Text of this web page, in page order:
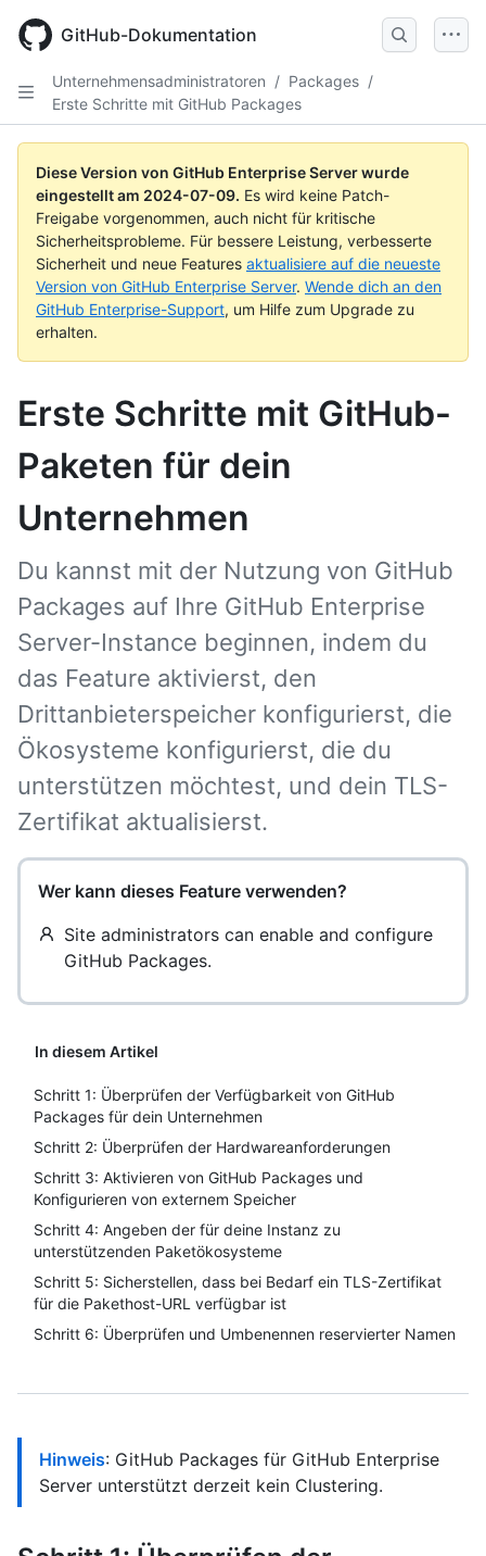
main
GitHub-Dokumentation
Unternehmensadministratoren / Packages /
Erste Schritte mit GitHub Packages
Diese Version von GitHub Enterprise Server wurde
eingestellt am 2024-07-09. Es wird keine Patch-
Freigabe vorgenommen, auch nicht für kritische
Sicherheitsprobleme. Für bessere Leistung, verbesserte
Sicherheit und neue Features aktualisiere auf die neueste
Version von GitHub Enterprise Server. Wende dich an den
GitHub Enterprise-Support, um Hilfe zum Upgrade zu
erhalten.
Erste Schritte mit GitHub-
Paketen für dein
Unternehmen
Du kannst mit der Nutzung von GitHub
Packages auf Ihre GitHub Enterprise
Server-Instance beginnen, indem du
das Feature aktivierst, den
Drittanbieterspeicher konfigurierst, die
Ökosysteme konfigurierst, die du
unterstützen möchtest, und dein TLS-
Zertifikat aktualisierst.
Wer kann dieses Feature verwenden?
Site administrators can enable and configure
GitHub Packages.
In diesem Artikel
Schritt 1: Überprüfen der Verfügbarkeit von GitHub
Packages für dein Unternehmen
Schritt 2: Überprüfen der Hardwareanforderungen
Schritt 3: Aktivieren von GitHub Packages und
Konfigurieren von externem Speicher
Schritt 4: Angeben der für deine Instanz zu
unterstützenden Paketökosysteme
Schritt 5: Sicherstellen, dass bei Bedarf ein TLS-Zertifikat
für die Pakethost-URL verfügbar ist
Schritt 6: Überprüfen und Umbenennen reservierter Namen
Hinweis: GitHub Packages für GitHub Enterprise
Server unterstützt derzeit kein Clustering.